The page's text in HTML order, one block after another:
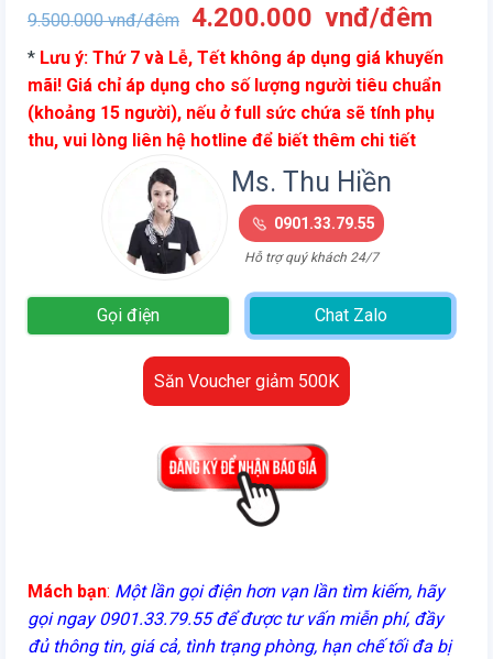
9.500.000vnđ/đêm
Giá
gốc
là:
9.500.000
vnđ/
đêm.
4.200.000 vnđ/đêmGiá
hiện
tại
là:
* Lưu ý: Thứ 7 và Lễ, Tết không áp dụng giá khuyến
mãi! Giá chỉ áp dụng cho số lượng người tiêu chuẩn
(khoảng 15 người), nếu ở full sức chứa sẽ tính phụ
thu, vui lòng liên hệ hotline để biết thêm chi tiết
Ms. Thu Hiền
0901.33.79.55
Hỗ trợ quý khách 24/7
Gọi điện Chat Zalo
Săn Voucher giảm 500K
Mách bạn: Một lần gọi điện hơn vạn lần tìm kiếm, hãy
gọi ngay 0901.33.79.55 để được tư vấn miễn phí, đầy
đủ thông tin, giá cả, tình trạng phòng, hạn chế tối đa bị